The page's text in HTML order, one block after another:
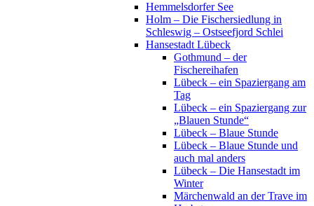
Hemmelsdorfer See
Holm – Die Fischersiedlung in
Schleswig – Ostseefjord Schlei
Hansestadt Lübeck
Gothmund – der
Fischereihafen
Lübeck – ein Spaziergang am
Tag
Lübeck – ein Spaziergang zur
„Blauen Stunde“
Lübeck – Blaue Stunde
Lübeck – Blaue Stunde und
auch mal anders
Lübeck – Die Hansestadt im
Winter
Märchenwald an der Trave im